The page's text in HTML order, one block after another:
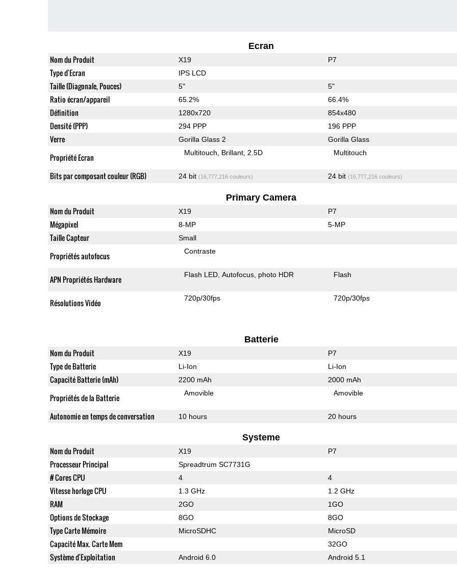
Ecran
Nom du Produit X19 P7
Type d'Ecran IPS LCD
Taille (Diagonale, Pouces) 5" 5"
Ratio écran/appareil 65.2% 66.4%
Définition 1280x720 854x480
Densité (PPP) 294 PPP 196 PPP
Verre Gorilla Glass 2 Gorilla Glass
Propriété Ecran Multitouch Brillant 2.5D Multitouch
Bits par composant couleur (RGB) 24 bit (16,777,216 couleurs) 24 bit (16,777,216 couleurs)
Primary Camera
Nom du Produit X19 P7
Mégapixel 8-MP 5-MP
Taille Capteur Small
Propriétés autofocus Contraste
APN Propriétés Hardware Flash LED Autofocus photo HDR Flash
Résolutions Vidéo 720p/30fps 720p/30fps
Batterie
Nom du Produit X19 P7
Type de Batterie Li-Ion Li-Ion
Capacité Batterie (mAh) 2200 mAh 2000 mAh
Propriétés de la Batterie Amovible Amovible
Autonomie en temps de conversation 10 hours 20 hours
Systeme
Nom du Produit X19 P7
Processeur Principal Spreadtrum SC7731G
# Cores CPU 4 4
Vitesse horloge CPU 1.3 GHz 1.2 GHz
RAM 2GO 1GO
Options de Stockage 8GO 8GO
Type Carte Mémoire MicroSDHC MicroSD
Capacité Max. Carte Mem 32GO
Système d'Exploitation Android 6.0 Android 5.1